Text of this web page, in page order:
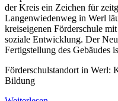
der Kreis ein Zeichen für
Langenwiedenweg in Werl
kreiseigenen Förderschule
soziale Entwicklung. Der
Fertigstellung des Gebäudes
Förderschulstandort in Werl:
Bildung